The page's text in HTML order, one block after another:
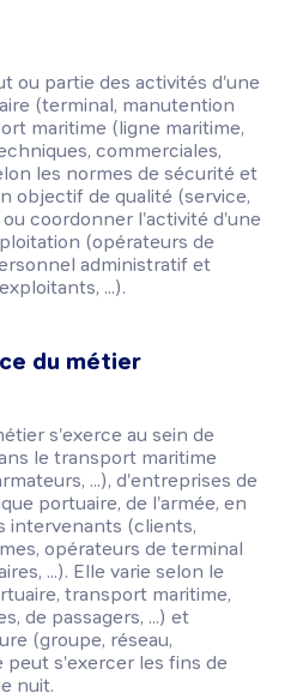
ou partie des activités d'une
(terminal, manutention
maritime (ligne maritime,
commerciales,
les normes de sécurité et
objectif de qualité (service,
coordonner l'activité d'une
(opérateurs de
administratif et
...).
du métier
s'exerce au sein de
le transport maritime
...), d'entreprises de
portuaire, de l'armée, en
intervenants (clients,
opérateurs de terminal
...). Elle varie selon le
transport maritime,
de passagers, ...) et
(groupe, réseau,
peut s'exercer les fins de
nuit.